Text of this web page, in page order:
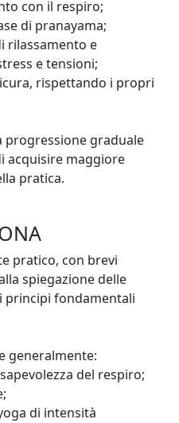
con il respiro;
di pranayama;
rilassamento e
e tensioni;
rispettando i propri
progressione graduale
acquisire maggiore
pratica.
pratico, con brevi
spiegazione delle
principi fondamentali
generalmente:
del respiro;
di intensità